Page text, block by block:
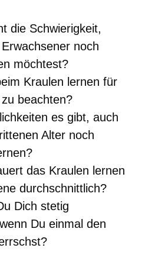
die Schwierigkeit,
noch
möchtest?
Kraulen lernen für
beachten?
es gibt, auch
Alter noch
das Kraulen lernen
durchschnittlich?
Dich stetig
Du einmal den